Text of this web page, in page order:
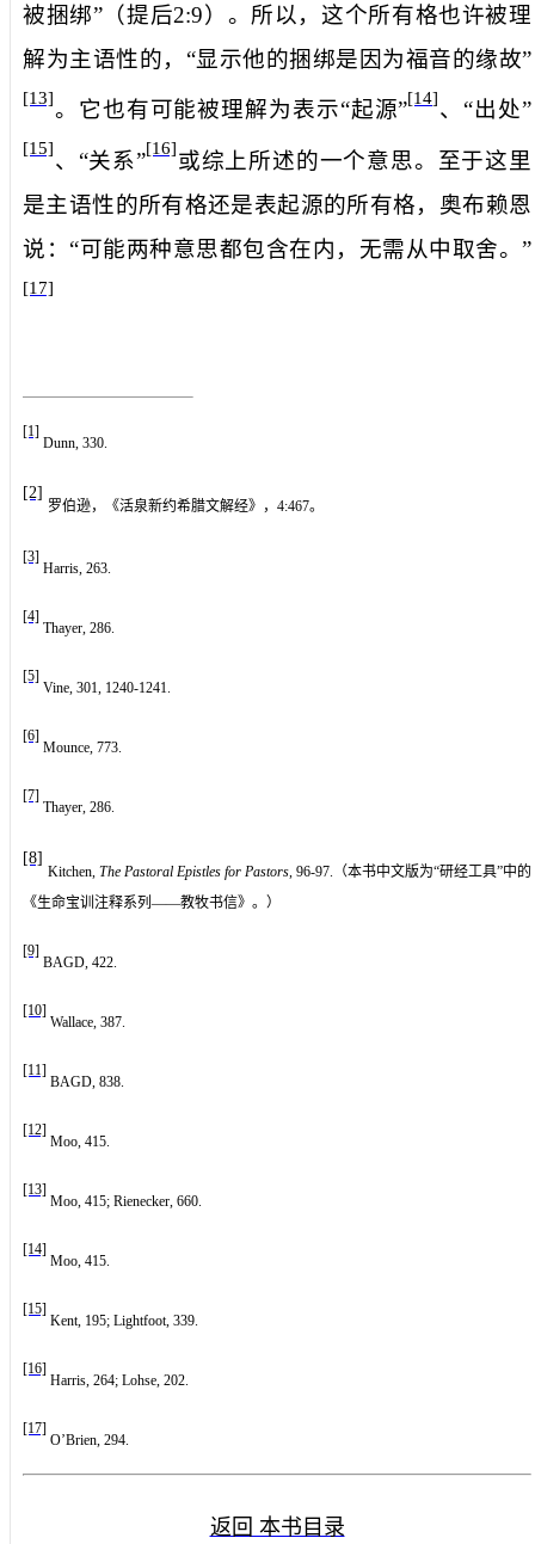
被捆绑”（提后2:9）。所以，这个所有格也许被理
解为主语性的，“显示他的捆绑是因为福音的缘故”
[13]。它也有可能被理解为表示“起源”[14]、“出处”
[15]、“关系”[16]或综上所述的一个意思。至于这里
是主语性的所有格还是表起源的所有格，奥布赖恩
说：“可能两种意思都包含在内，无需从中取舍。”
[17]
[1]
Dunn, 330.
[2]
罗伯逊，《活泉新约希腊文解经》， 4:467。
[3]
Harris, 263.
[4]
Thayer, 286.
[5]
Vine, 301, 1240-1241.
[6]
Mounce, 773.
[7]
Thayer, 286.
[8]
Kitchen, The Pastoral Epistles for Pastors , 96-97.
（本书中文版为“研经工具”中的
《生命宝训注释系列——教牧书信》。）
[9]
BAGD, 422.
[10]
Wallace, 387.
[11]
BAGD, 838.
[12]
Moo, 415.
[13]
Moo, 415; Rienecker, 660.
[14]
Moo, 415.
[15]
Kent, 195; Lightfoot, 339.
[16]
Harris, 264; Lohse, 202.
[17]
O’Brien, 294.
返回 本书目录